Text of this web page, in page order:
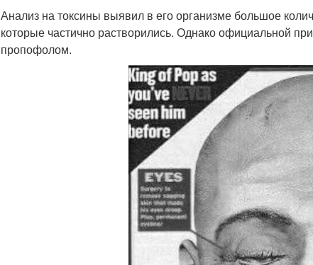
Анализ на токсины выявил в его организме большое
которые частично растворились. Однако официальной
пропофолом.